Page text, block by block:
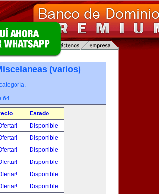
(varios)
64
Estado
Disponible
Disponible
Disponible
Disponible
Disponible
Disponible